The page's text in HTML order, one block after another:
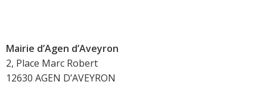
Mairie d’Agen d’Aveyron
2, Place Marc Robert
12630 AGEN D’AVEYRON